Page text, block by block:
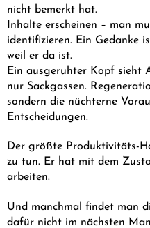
nicht bemerkt hat.
Inhalte erscheinen – man
identifizieren. Ein Gedanke
weil er da ist.
Ein ausgeruhter Kopf sieht
nur Sackgassen.
sondern die nüchterne
Entscheidungen.
Der größte Produktivitäts-
zu tun. Er hat mit dem
arbeiten.
Und manchmal findet man
dafür nicht im nächsten